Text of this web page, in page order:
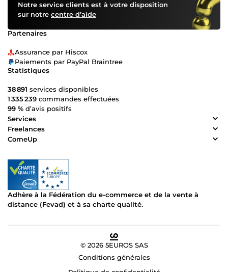
Notre service clients est à votre disposition
sur notre centre d’aide
Partenaires
Assurance par Hiscox
Paiements par PayPal Braintree
Statistiques
38 891 services disponibles
1 335 239 commandes effectuées
99 % d’avis positifs
Services
Freelances
ComeUp
Adhère à la Fédération du e-commerce et de la vente à
distance (Fevad) et à sa charte qualité.
© 2026 5EUROS SAS
Conditions générales